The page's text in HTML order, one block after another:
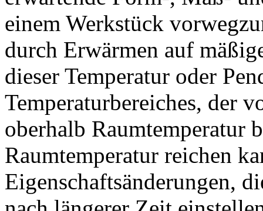
einem Werkstück
durch Erwärmen auf
dieser Temperatur oder
Temperaturbereiches, der
oberhalb Raumtemperatur
Raumtemperatur reichen
Eigenschaftsänderungen,